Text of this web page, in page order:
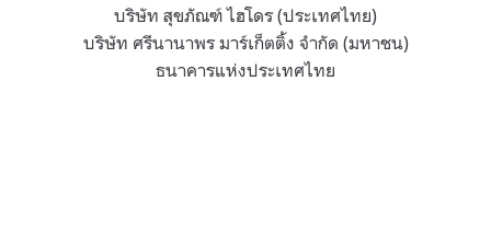
บริษัท สุขภัณฑ์ ไฮโดร (ประเทศไทย)
บริษัท ศรีนานาพร มาร์เก็ตติ้ง จำกัด (มหาชน)
ธนาคารแห่งประเทศไทย